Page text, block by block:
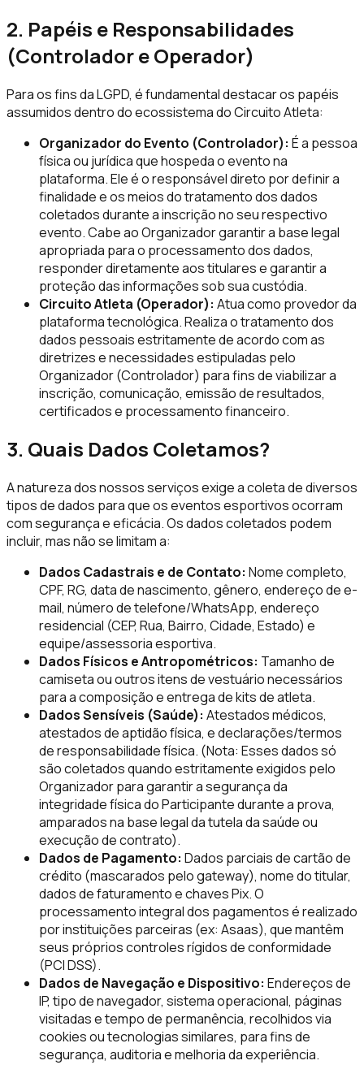
2. Papéis e Responsabilidades
(Controlador e Operador)
Para os fins da LGPD, é fundamental destacar os papéis
assumidos dentro do ecossistema do Circuito Atleta:
Organizador do Evento (Controlador): É a pessoa
física ou jurídica que hospeda o evento na
plataforma. Ele é o responsável direto por definir a
finalidade e os meios do tratamento dos dados
coletados durante a inscrição no seu respectivo
evento. Cabe ao Organizador garantir a base legal
apropriada para o processamento dos dados,
responder diretamente aos titulares e garantir a
proteção das informações sob sua custódia.
Circuito Atleta (Operador): Atua como provedor da
plataforma tecnológica. Realiza o tratamento dos
dados pessoais estritamente de acordo com as
diretrizes e necessidades estipuladas pelo
Organizador (Controlador) para fins de viabilizar a
inscrição, comunicação, emissão de resultados,
certificados e processamento financeiro.
3. Quais Dados Coletamos?
A natureza dos nossos serviços exige a coleta de diversos
tipos de dados para que os eventos esportivos ocorram
com segurança e eficácia. Os dados coletados podem
incluir, mas não se limitam a:
Dados Cadastrais e de Contato: Nome completo,
CPF, RG, data de nascimento, gênero, endereço de e-
mail, número de telefone/WhatsApp, endereço
residencial (CEP, Rua, Bairro, Cidade, Estado) e
equipe/assessoria esportiva.
Dados Físicos e Antropométricos: Tamanho de
camiseta ou outros itens de vestuário necessários
para a composição e entrega de kits de atleta.
Dados Sensíveis (Saúde): Atestados médicos,
atestados de aptidão física, e declarações/termos
de responsabilidade física. (Nota: Esses dados só
são coletados quando estritamente exigidos pelo
Organizador para garantir a segurança da
integridade física do Participante durante a prova,
amparados na base legal da tutela da saúde ou
execução de contrato).
Dados de Pagamento: Dados parciais de cartão de
crédito (mascarados pelo gateway), nome do titular,
dados de faturamento e chaves Pix. O
processamento integral dos pagamentos é realizado
por instituições parceiras (ex: Asaas), que mantêm
seus próprios controles rígidos de conformidade
(PCI DSS).
Dados de Navegação e Dispositivo: Endereços de
IP, tipo de navegador, sistema operacional, páginas
visitadas e tempo de permanência, recolhidos via
cookies ou tecnologias similares, para fins de
segurança, auditoria e melhoria da experiência.